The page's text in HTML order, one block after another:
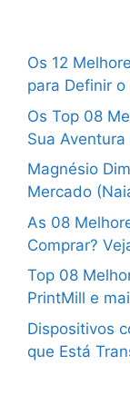
Os 12
para Definir o
Os Top 08
Sua
Magnésio
Mercado
As 08
Comprar?
Top 08
PrintMill e
Dispositivos
que Está